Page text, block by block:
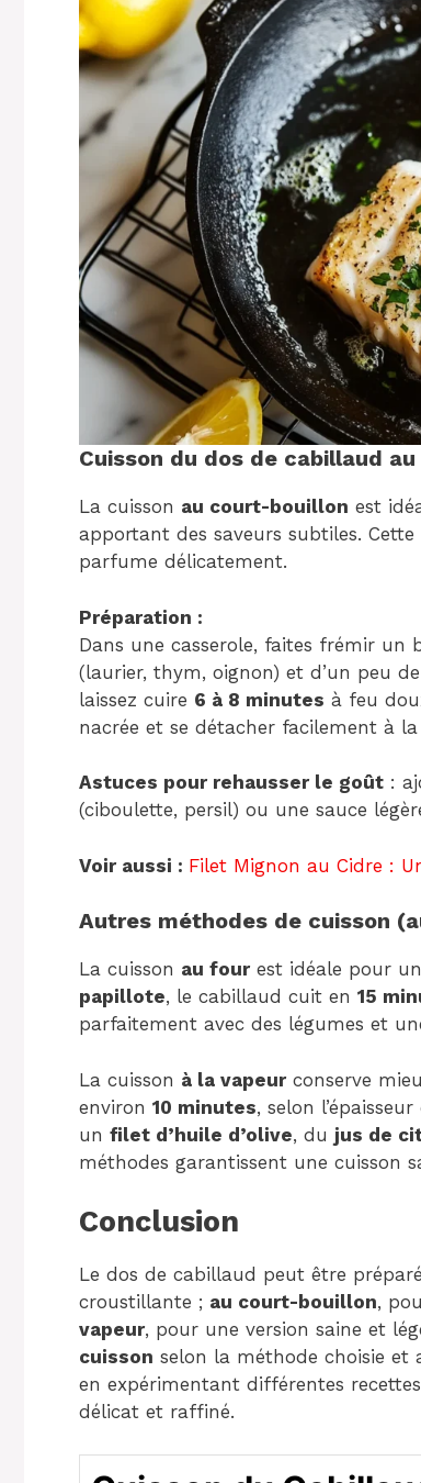
Cuisson du dos de cabillaud
La cuisson au court-bouillon est
apportant des saveurs subtiles.
parfume délicatement.
Préparation :
Dans une casserole, faites frémir un
(laurier, thym, oignon) et d’un peu de
laissez cuire 6 à 8 minutes à feu
nacrée et se détacher facilement à
Astuces pour rehausser le goût :
(ciboulette, persil) ou une sauce
Voir aussi : Filet Mignon au Cidre :
Autres méthodes de cuisson
La cuisson au fourest idéale pour
papillote, le cabillaud cuit en 15
parfaitement avec des légumes et
La cuisson à la vapeurconserve
environ 10 minutes, selon
un filet d’huile d’olive, du jus de
méthodes garantissent une cuisson
Conclusion
Le dos de cabillaud peut être
croustillante ; au court-bouillon,
vapeur, pour une version saine et
cuisson selon la méthode choisie et
en expérimentant différentes
délicat et raffiné.